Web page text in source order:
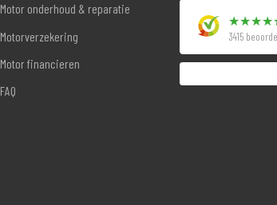
Motor onderhoud & reparatie
Motorverzekering
Motor financieren
FAQ
3415